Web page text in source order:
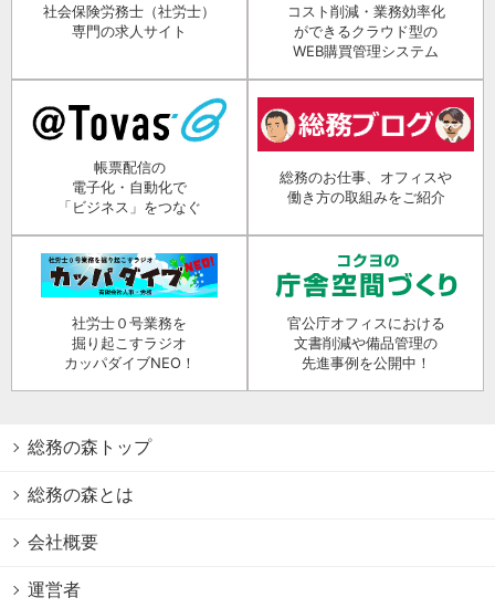
社会保険労務士（社労士）
専門の求人サイト
コスト削減・業務効率化
ができるクラウド型の
WEB購買管理システム
帳票配信の
電子化・自動化で
「ビジネス」をつなぐ
総務のお仕事、オフィスや
働き方の取組みをご紹介
社労士０号業務を
掘り起こすラジオ
カッパダイブNEO！
官公庁オフィスにおける
文書削減や備品管理の
先進事例を公開中！
総務の森トップ
総務の森とは
会社概要
運営者